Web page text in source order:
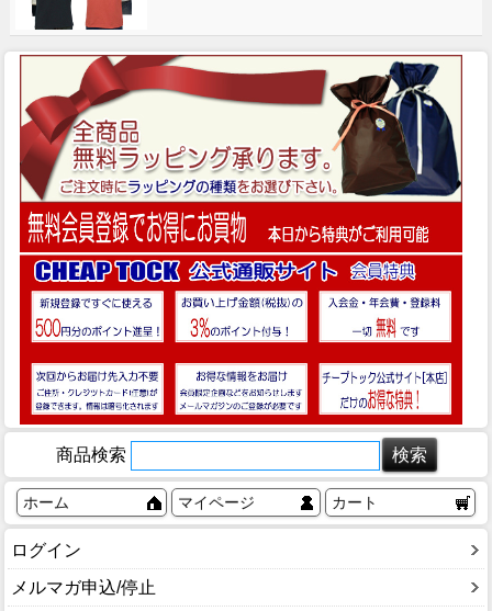
商品検索
ホーム マイページ カート
ログイン
メルマガ申込/停止